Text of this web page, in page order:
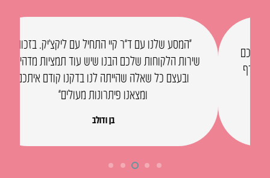
“המסע שלנו עם ד”ר קיי התחיל עם ליקצ’יק. בזכות
שירות הלקוחות שלכם הבנו שיש עוד תמציות מדהימות
ובעצם כל שאלה שהייתה לנו בדקנו קודם איתכם
ומצאנו פיתרונות מעולים”